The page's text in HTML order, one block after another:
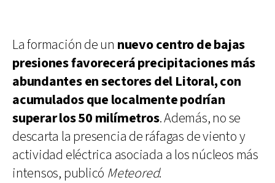
La formación de un nuevo centro de bajas
presiones favorecerá precipitaciones más
abundantes en sectores del Litoral, con
acumulados que localmente podrían
superar los 50 milímetros. Además, no se
descarta la presencia de ráfagas de viento y
actividad eléctrica asociada a los núcleos más
intensos, publicó Meteored.